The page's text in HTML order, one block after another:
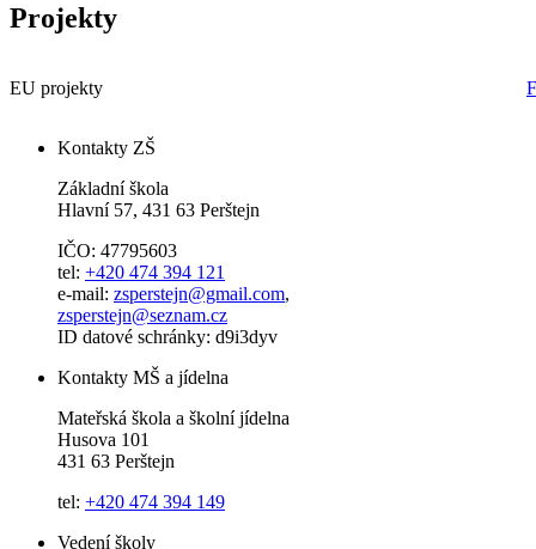
Projekty
EU projekty
Kontakty ZŠ
Základní škola
Hlavní 57, 431 63 Perštejn
IČO: 47795603
tel: +420 474 394 121
e-mail: zsperstejn@gmail.com,
zsperstejn@seznam.cz
ID datové schránky: d9i3dyv
Kontakty MŠ a jídelna
Mateřská škola a školní jídelna
Husova 101
431 63 Perštejn
tel: +420 474 394 149
Vedení školy